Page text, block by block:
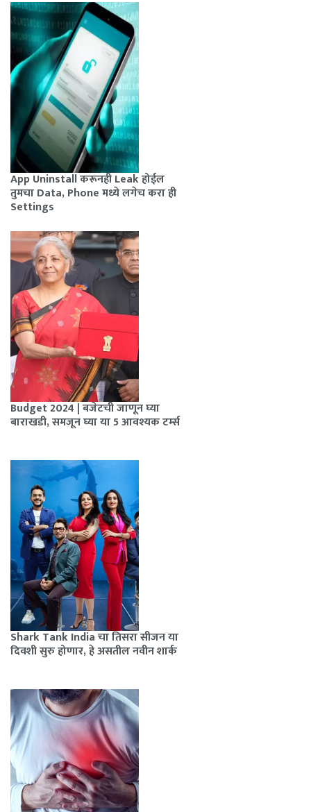
App Uninstall करूनही Leak होईल
तुमचा Data, Phone मध्ये लगेच करा ही
Settings
Budget 2024 | बजेटची जाणून घ्या
बाराखडी, समजून घ्या या 5 आवश्यक टर्म्स
Shark Tank India चा तिसरा सीजन या
दिवशी सुरु होणार, हे असतील नवीन शार्क